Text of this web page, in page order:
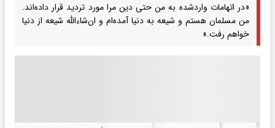
«در اتهامات واردشده به من حتی دین مرا مورد تردید قرار داده‌اند.
من مسلمان هستم و شیعه به دنیا آمده‌ام و ان‌شاءالله شیعه از دنیا
خواهم رفت.»